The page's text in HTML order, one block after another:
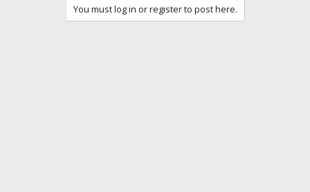
You must log in or register to post here.